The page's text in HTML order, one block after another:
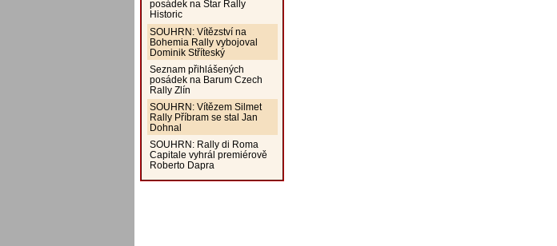
posádek na Star Rally
Historic
SOUHRN: Vítězství na
Bohemia Rally vybojoval
Dominik Stříteský
Seznam přihlášených
posádek na Barum Czech
Rally Zlín
SOUHRN: Vítězem Silmet
Rally Příbram se stal Jan
Dohnal
SOUHRN: Rally di Roma
Capitale vyhrál premiérově
Roberto Dapra